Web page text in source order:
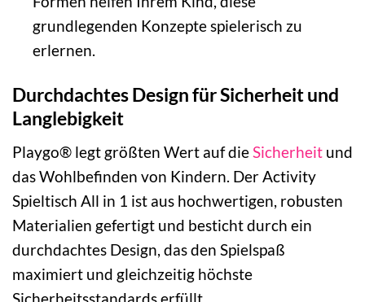
grundlegenden Konzepte spielerisch zu
erlernen.
Durchdachtes Design für Sicherheit und
Langlebigkeit
Playgo® legt größten Wert auf die Sicherheit und
das Wohlbefinden von Kindern. Der Activity
Spieltisch All in 1 ist aus hochwertigen, robusten
Materialien gefertigt und besticht durch ein
durchdachtes Design, das den Spielspaß
maximiert und gleichzeitig höchste
Sicherheitsstandards erfüllt.